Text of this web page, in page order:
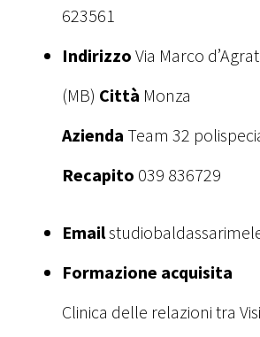
623561
Indirizzo Via Marco
(MB) Città Monza
Azienda Team 32
Recapito 039 836729
Email
Formazione acquisita
Clinica delle relazioni tra